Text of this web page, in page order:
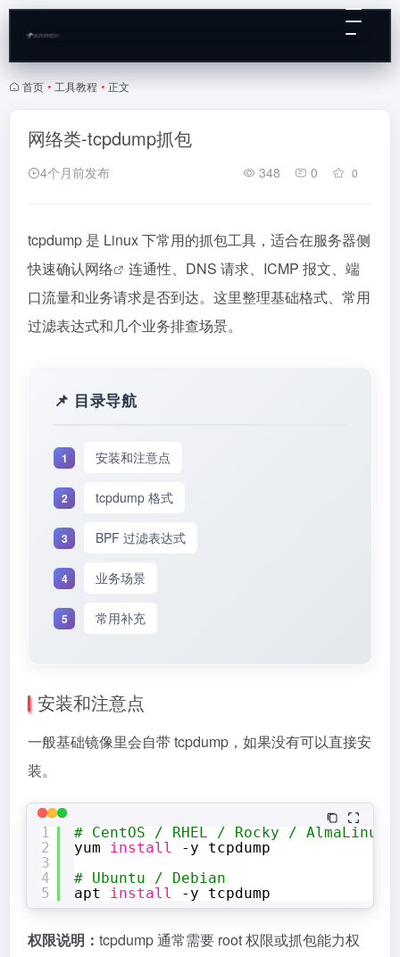
首页 • 工具教程 • 正文
网络类-tcpdump抓包
4个月前发布 348 0 0
tcpdump 是 Linux 下常用的抓包工具，适合在服务器侧
快速确认网络
连通性、DNS 请求、ICMP 报文、端
口流量和业务请求是否到达。这里整理基础格式、常用
过滤表达式和几个业务排查场景。
安装和注意点
tcpdump 格式
BPF 过滤表达式
业务场景
常用补充
安装和注意点
一般基础镜像里会自带 tcpdump，如果没有可以直接安
装。
1
2
3
4
5
# CentOS / RHEL / Rocky / AlmaLinux
yum install
-y tcpdump
# Ubuntu / Debian
apt install -y tcpdump
权限说明： tcpdump 通常需要 root 权限或抓包能力权